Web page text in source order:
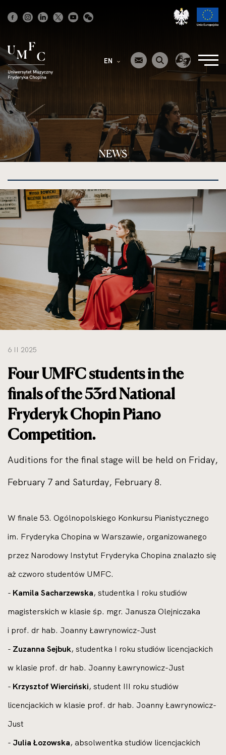
EN
NEWS
spowoduje
powiększenie
zdjęcia
do
rozmiarów
oryginalnych
6 II 2025
Four UMFC students in the
finals of the 53rd National
Fryderyk Chopin Piano
Competition.
Auditions for the final stage will be held on Friday,
February 7 and Saturday, February 8.
W finale 53. Ogólnopolskiego Konkursu Pianistycznego
im. Fryderyka Chopina w Warszawie, organizowanego
przez Narodowy Instytut Fryderyka Chopina znalazło się
aż czworo studentów UMFC.
- Kamila Sacharzewska, studentka I roku studiów
magisterskich w klasie śp. mgr. Janusza Olejniczaka
i prof. dr hab. Joanny Ławrynowicz-Just
- Zuzanna Sejbuk, studentka I roku studiów licencjackich
w klasie prof. dr hab. Joanny Ławrynowicz-Just
- Krzysztof Wierciński, student III roku studiów
licencjackich w klasie prof. dr hab. Joanny Ławrynowicz-
Just
- Julia Łozowska, absolwentka studiów licencjackich